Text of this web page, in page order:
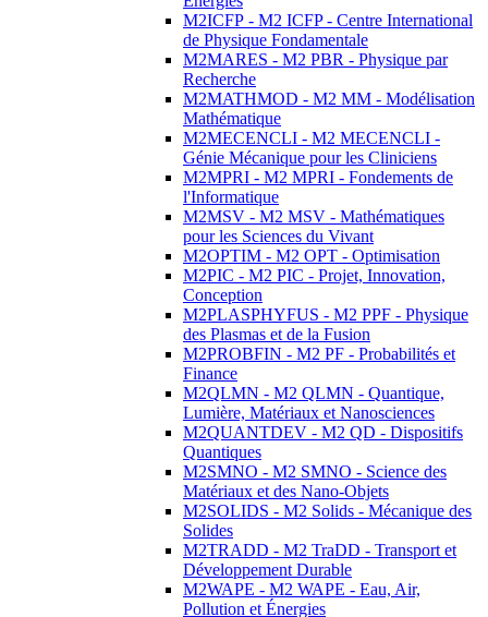
M2ICFP - M2 ICFP - Centre International
de Physique Fondamentale
M2MARES - M2 PBR - Physique par
Recherche
M2MATHMOD - M2 MM - Modélisation
Mathématique
M2MECENCLI - M2 MECENCLI -
Génie Mécanique pour les Cliniciens
M2MPRI - M2 MPRI - Fondements de
l'Informatique
M2MSV - M2 MSV - Mathématiques
pour les Sciences du Vivant
M2OPTIM - M2 OPT - Optimisation
M2PIC - M2 PIC - Projet, Innovation,
Conception
M2PLASPHYFUS - M2 PPF - Physique
des Plasmas et de la Fusion
M2PROBFIN - M2 PF - Probabilités et
Finance
M2QLMN - M2 QLMN - Quantique,
Lumière, Matériaux et Nanosciences
M2QUANTDEV - M2 QD - Dispositifs
Quantiques
M2SMNO - M2 SMNO - Science des
Matériaux et des Nano-Objets
M2SOLIDS - M2 Solids - Mécanique des
Solides
M2TRADD - M2 TraDD - Transport et
Développement Durable
M2WAPE - M2 WAPE - Eau, Air,
Pollution et Énergies